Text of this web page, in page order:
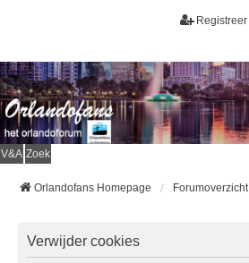
Registreer
V&A Zoek
Orlandofans Homepage Forumoverzicht
Verwijder cookies